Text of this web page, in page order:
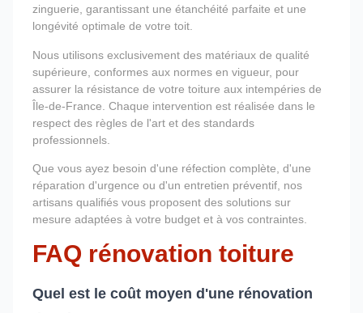
zinguerie, garantissant une étanchéité parfaite et une
longévité optimale de votre toit.
Nous utilisons exclusivement des matériaux de qualité
supérieure, conformes aux normes en vigueur, pour
assurer la résistance de votre toiture aux intempéries de
Île-de-France. Chaque intervention est réalisée dans le
respect des règles de l'art et des standards
professionnels.
Que vous ayez besoin d'une réfection complète, d'une
réparation d'urgence ou d'un entretien préventif, nos
artisans qualifiés vous proposent des solutions sur
mesure adaptées à votre budget et à vos contraintes.
FAQ rénovation toiture
Quel est le coût moyen d'une rénovation